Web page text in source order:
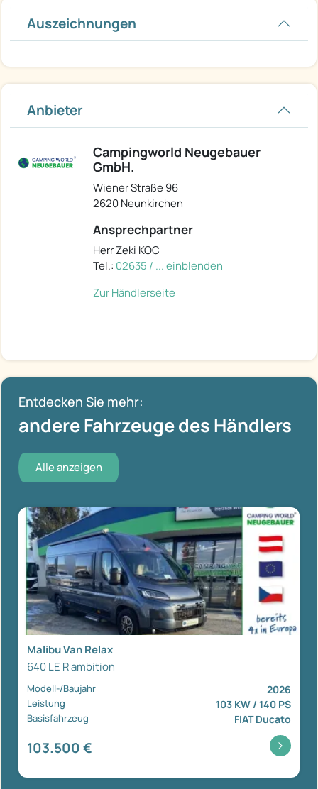
Auszeichnungen
Anbieter
Campingworld Neugebauer
GmbH.
Wiener Straße 96
2620 Neunkirchen
Ansprechpartner
Herr Zeki KOC
Tel.: 02635 / ... einblenden
Zur Händlerseite
Entdecken Sie mehr:
andere Fahrzeuge des Händlers
Alle anzeigen
Malibu Van Relax
640 LE R ambition
Modell-/Baujahr 2026
Leistung 103 KW / 140 PS
Basisfahrzeug FIAT Ducato
103.500 €